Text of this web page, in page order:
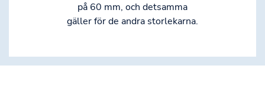
på 60 mm, och detsamma
gäller för de andra storlekarna.